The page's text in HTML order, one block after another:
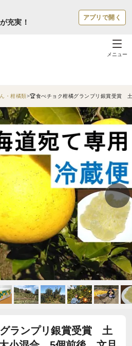
充実！
アプリで開く
メニュー
・柑橘類 🏆食べチョク柑橘グランプリ銀賞受賞
ランプリ銀賞受賞 土